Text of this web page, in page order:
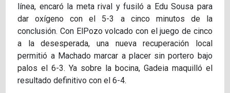
línea, encaró la meta rival y fusiló a Edu Sousa para
dar oxígeno con el 5-3 a cinco minutos de la
conclusión. Con ElPozo volcado con el juego de cinco
a la desesperada, una nueva recuperación local
permitió a Machado marcar a placer sin portero bajo
palos el 6-3. Ya sobre la bocina, Gadeia maquilló el
resultado definitivo con el 6-4.